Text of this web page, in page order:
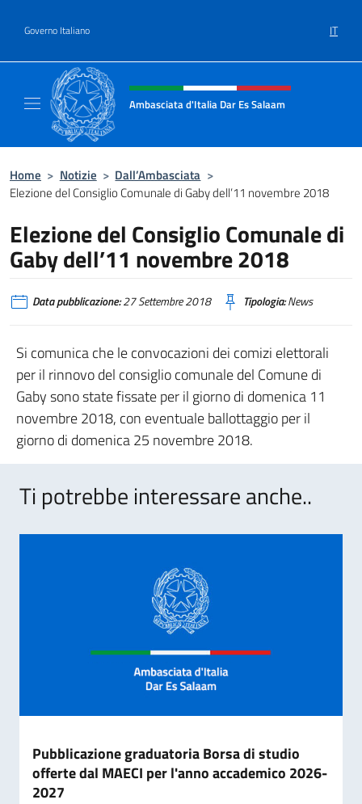
Governo Italiano IT
Intestazione sito, social e menù
Ambasciata d'Italia Dar Es Salaam
Home > Notizie > Dall’Ambasciata >
Elezione del Consiglio Comunale di Gaby dell’11 novembre 2018
Elezione del Consiglio Comunale di
Gaby dell’11 novembre 2018
Data pubblicazione:27 Settembre 2018 Tipologia:News
Si comunica che le convocazioni dei comizi elettorali
per il rinnovo del consiglio comunale del Comune di
Gaby sono state fissate per il giorno di domenica 11
novembre 2018, con eventuale ballottaggio per il
giorno di domenica 25 novembre 2018.
Ti potrebbe interessare anche..
Pubblicazione graduatoria Borsa di studio
offerte dal MAECI per l'anno accademico 2026-
2027